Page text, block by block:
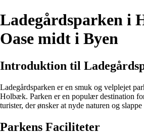
Ladegårdsparken i
Oase midt i Byen
Introduktion til
Ladegårdsparken er en smuk og velplejet
Holbæk. Parken er en populær destination
turister, der ønsker at nyde naturen og
Parkens Faciliteter